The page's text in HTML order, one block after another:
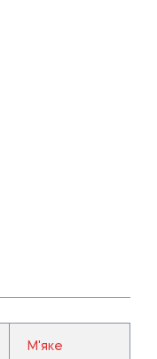
М'яке